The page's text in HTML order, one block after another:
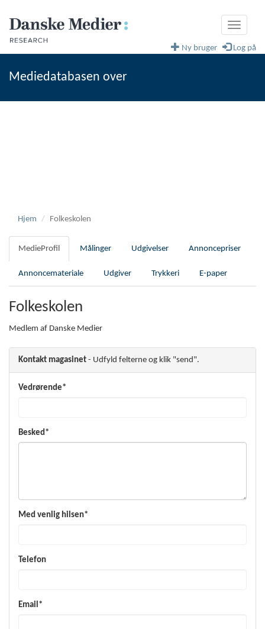
Toggle
Log på
Ny bruger
Mediedatabasen over
Hjem Folkeskolen
MedieProfil Målinger Udgivelser Annoncepriser
Annoncemateriale Udgiver Trykkeri E-paper
Folkeskolen
Medlem af Danske Medier
Kontakt magasinet - Udfyld felterne og klik "send".
Vedrørende*
Besked*
Med venlig hilsen*
Telefon
Email*